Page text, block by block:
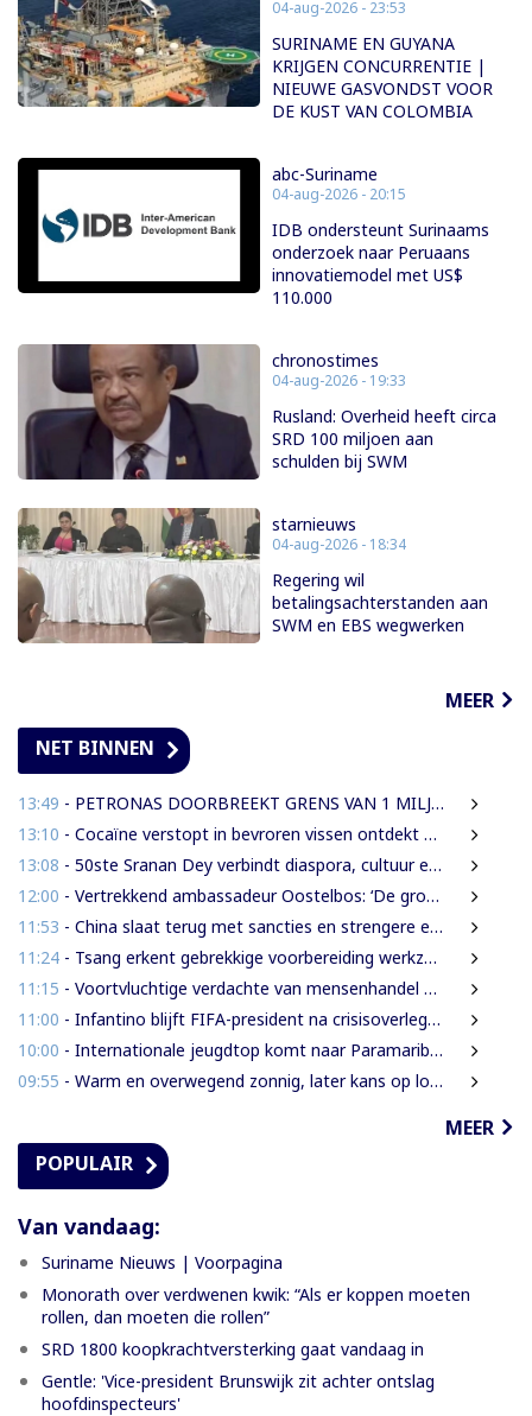
04-aug-2026 - 23:53
SURINAME EN GUYANA
KRIJGEN CONCURRENTIE |
NIEUWE GASVONDST VOOR
DE KUST VAN COLOMBIA
abc-Suriname
04-aug-2026 - 20:15
IDB ondersteunt Surinaams
onderzoek naar Peruaans
innovatiemodel met US$
110.000
chronostimes
04-aug-2026 - 19:33
Rusland: Overheid heeft circa
SRD 100 miljoen aan
schulden bij SWM
starnieuws
04-aug-2026 - 18:34
Regering wil
betalingsachterstanden aan
SWM en EBS wegwerken
MEER
NET BINNEN
13:49 - PETRONAS DOORBREEKT GRENS VAN 1 MILJARD VATEN IN BLOK 52 | WAT BETEKENT DEZE MIJLPAAL VOOR DE SURINAAMSE ECONOMIE?
13:10 - Cocaïne verstopt in bevroren vissen ontdekt bij douanecontrole
13:08 - 50ste Sranan Dey verbindt diaspora, cultuur en ondernemerschap in New York
12:00 - Vertrekkend ambassadeur Oostelbos: ‘De grootste rijkdom van Suriname zijn de mensen’
11:53 - China slaat terug met sancties en strengere exportregels in handelsconflict met VS
11:24 - Tsang erkent gebrekkige voorbereiding werkzaamheden Domineestraat
11:15 - Voortvluchtige verdachte van mensenhandel uitgeleverd door Guyana
11:00 - Infantino blijft FIFA-president na crisisoverleg en biedt excuses aan
10:00 - Internationale jeugdtop komt naar Paramaribo voor BAITALI COTECC U14 Tennis Cup
09:55 - Warm en overwegend zonnig, later kans op lokale onweersbuien
MEER
POPULAIR
Van vandaag:
Suriname Nieuws | Voorpagina
Monorath over verdwenen kwik: “Als er koppen moeten
rollen, dan moeten die rollen”
SRD 1800 koopkrachtversterking gaat vandaag in
Gentle: 'Vice-president Brunswijk zit achter ontslag
hoofdinspecteurs'